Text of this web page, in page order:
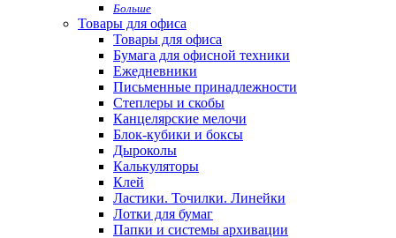
Больше
Товары для офиса
Товары для офиса
Бумага для офисной техники
Ежедневники
Письменные принадлежности
Степлеры и скобы
Канцелярские мелочи
Блок-кубики и боксы
Дыроколы
Калькуляторы
Клей
Ластики. Точилки. Линейки
Лотки для бумаг
Папки и системы архивации